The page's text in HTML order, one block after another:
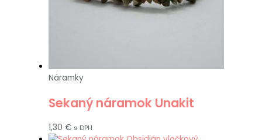
Náramky
Sekaný náramok Unakit
1,30 € s DPH